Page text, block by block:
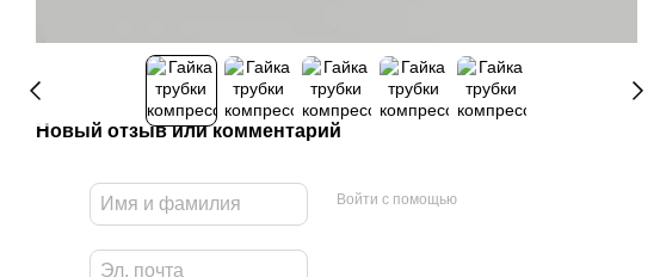
Новый отзыв или комментарий
Войти с помощью